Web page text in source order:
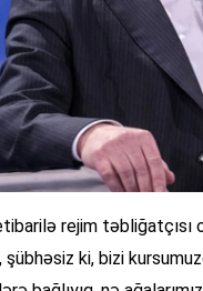
rejim təbliğatçısı
şübhəsiz ki, bizi